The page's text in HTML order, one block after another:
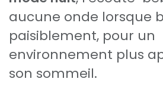
aucune onde lorsque
paisiblement, pour un
environnement plus
son sommeil.